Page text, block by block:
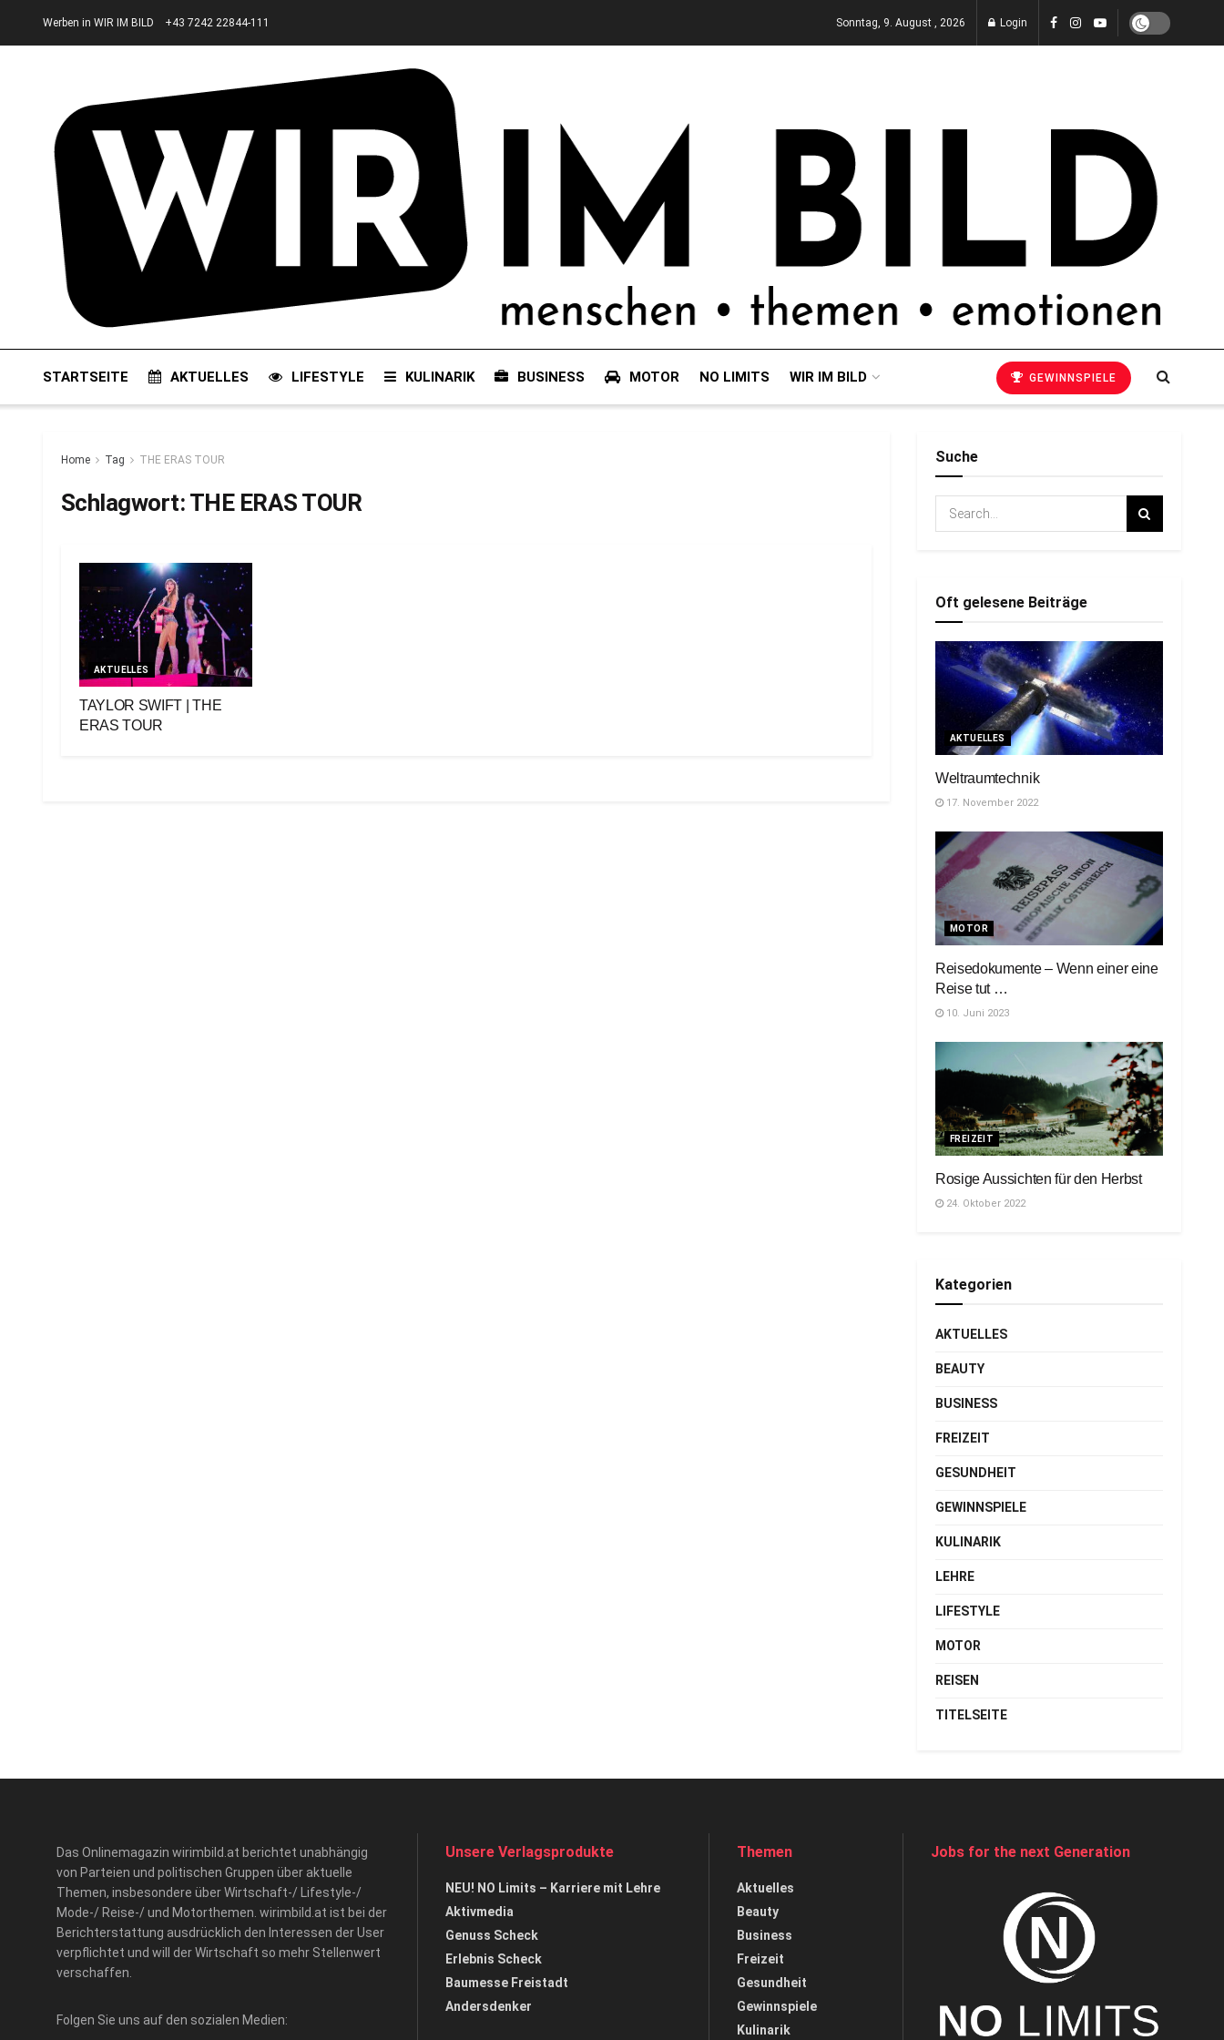
Werben in WIR IM BILD +43 7242 22844-111 Sonntag, 9. August , 2026 Login
STARTSEITE AKTUELLES LIFESTYLE KULINARIK BUSINESS MOTOR NO LIMITS WIR IM BILD GEWINNSPIELE
Home Tag THE ERAS TOUR
Schlagwort: THE ERAS TOUR
AKTUELLES
TAYLOR SWIFT | THE
ERAS TOUR
Suche
Oft gelesene Beiträge
AKTUELLES
Weltraumtechnik
17. November 2022
MOTOR
Reisedokumente – Wenn einer eine
Reise tut …
10. Juni 2023
FREIZEIT
Rosige Aussichten für den Herbst
24. Oktober 2022
Kategorien
AKTUELLES
BEAUTY
BUSINESS
FREIZEIT
GESUNDHEIT
GEWINNSPIELE
KULINARIK
LEHRE
LIFESTYLE
MOTOR
REISEN
TITELSEITE
Das Onlinemagazin wirimbild.at berichtet unabhängig
von Parteien und politischen Gruppen über aktuelle
Themen, insbesondere über Wirtschaft-/ Lifestyle-/
Mode-/ Reise-/ und Motorthemen. wirimbild.at ist bei der
Berichterstattung ausdrücklich den Interessen der User
verpflichtet und will der Wirtschaft so mehr Stellenwert
verschaffen.
Folgen Sie uns auf den sozialen Medien:
Unsere Verlagsprodukte
NEU! NO Limits – Karriere mit Lehre
Aktivmedia
Genuss Scheck
Erlebnis Scheck
Baumesse Freistadt
Andersdenker
Themen
Aktuelles
Beauty
Business
Freizeit
Gesundheit
Gewinnspiele
Kulinarik
Jobs for the next Generation